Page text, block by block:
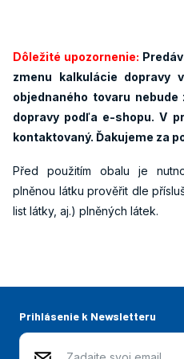
Dôležité upozornenie:
zmenu kalkulácie dopravy
objednaného tovaru
dopravy podľa e-shopu. V
kontaktovaný. Ďakujeme za
Před použitím obalu je
plněnou látku prověřit dle
list látky, aj.) plněných látek.
Prihlásenie k Newsletteru